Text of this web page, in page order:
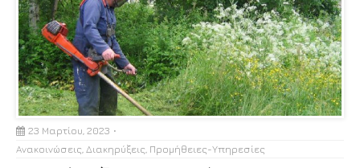
23 Μαρτίου, 2023
Ανακοινώσεις Διακηρύξεις Προμήθειες-Υπηρεσίες